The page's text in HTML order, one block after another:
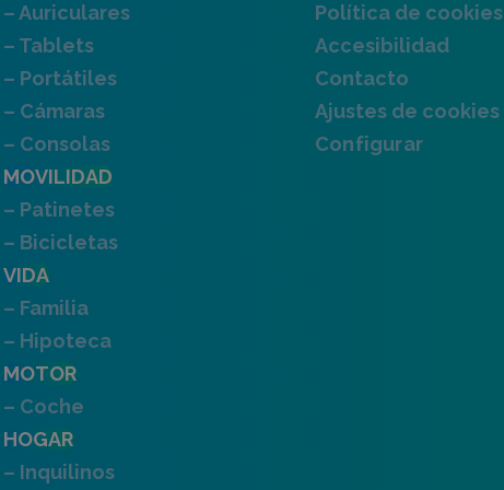
– Auriculares
– Tablets
– Portátiles
– Cámaras
– Consolas
MOVILIDAD
– Patinetes
– Bicicletas
VIDA
– Familia
– Hipoteca
MOTOR
– Coche
HOGAR
– Inquilinos
Política de cookies
Accesibilidad
Contacto
Ajustes de cookies
Configurar